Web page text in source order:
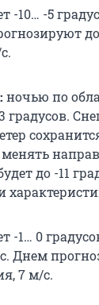
-10… -5
ночью по
до -11
-1… 0
Днем
7 м/с.